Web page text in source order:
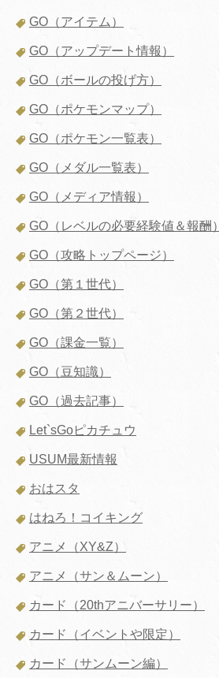
GO（アイテム）
GO（アップデート情報）
GO（ボールの投げ方）
GO（ポケモンマップ）
GO（ポケモン一覧表）
GO（メダル一覧表）
GO（メディア情報）
GO（レベルの必要経験値＆報酬）
GO（攻略トップページ）
GO（第１世代）
GO（第２世代）
GO（課金一覧）
GO（豆知識）
GO（過去記事）
Let`sGoピカチュウ
USUM最新情報
おはスタ
はねろ！コイキング
アニメ（XY&Z）
アニメ（サン＆ムーン）
カード（20thアニバーサリー）
カード（イベントや限定）
カード（サンムーン編）